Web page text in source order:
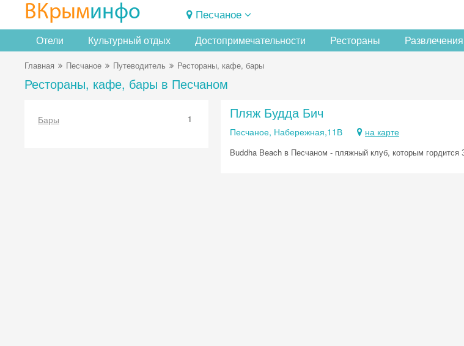
ВКрыминфо Песчаное
Отели Культурный отдых Достопримечательности Рестораны Развлечения
Главная Песчаное Путеводитель Рестораны, кафе, бары
Рестораны, кафе, бары в Песчаном
Бары 1 Пляж Будда Бич
Песчаное, Набережная,11В на карте
Buddha Beach в Песчаном - пляжный клуб, которым